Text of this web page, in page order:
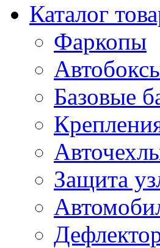
Каталог
Фаркопы
Базовые
Защита